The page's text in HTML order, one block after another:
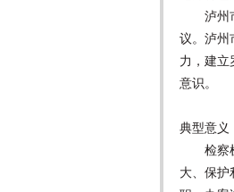
泸州市
议。泸州
力，建立
意识。
典型意义
检察机
大、保护